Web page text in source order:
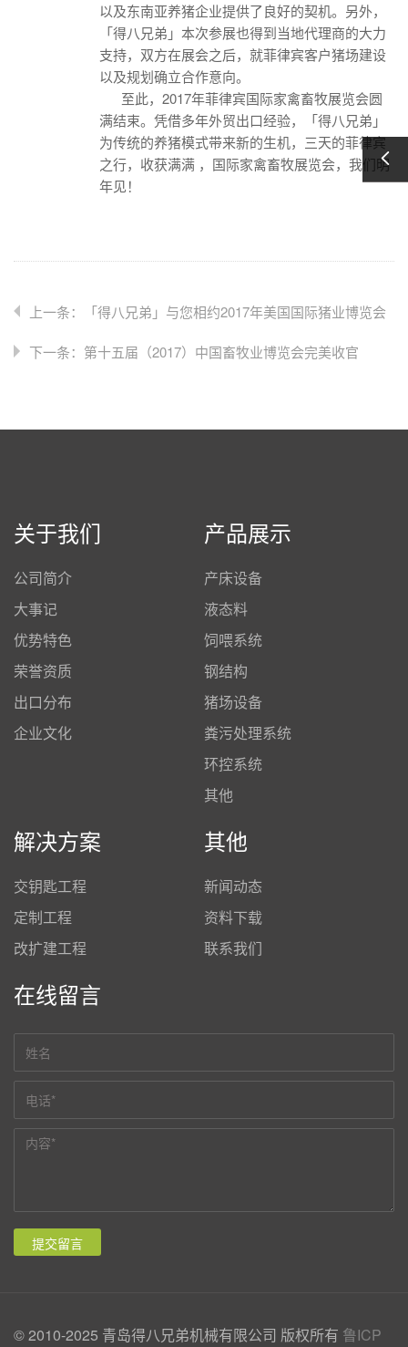
以及东南亚养猪企业提供了良好的契机。另外，
「得八兄弟」本次参展也得到当地代理商的大力
支持，双方在展会之后，就菲律宾客户猪场建设
以及规划确立合作意向。
至此，2017年菲律宾国际家禽畜牧展览会圆
满结束。凭借多年外贸出口经验，「得八兄弟」
为传统的养猪模式带来新的生机，三天的菲律宾
之行，收获满满 ，国际家禽畜牧展览会，我们明
年见！
上一条：「得八兄弟」与您相约2017年美国国际猪业博览会
下一条：第十五届（2017）中国畜牧业博览会完美收官
关于我们
公司简介
大事记
优势特色
荣誉资质
出口分布
企业文化
产品展示
产床设备
液态料
饲喂系统
钢结构
猪场设备
粪污处理系统
环控系统
其他
解决方案
交钥匙工程
定制工程
改扩建工程
其他
新闻动态
资料下载
联系我们
在线留言
© 2010-2025 青岛得八兄弟机械有限公司 版权所有 鲁ICP